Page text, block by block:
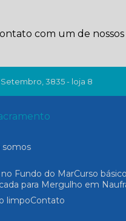
com um de nossos
3835 - loja 8
somos
no Fundo do Mar
Curso
para Mergulho em
limpo
Contato